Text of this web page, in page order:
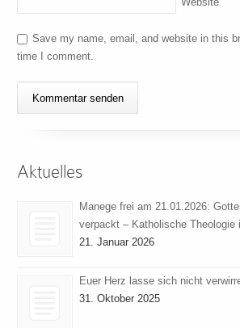
Save my name, email, and website in this
time I comment.
Aktuelles
Manege frei am 21.01.2026:
verpackt – Katholische Theologie
21. Januar 2026
Euer Herz lasse sich nicht
31. Oktober 2025